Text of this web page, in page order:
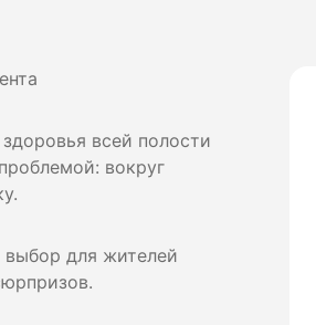
всей полости
вокруг
для жителей